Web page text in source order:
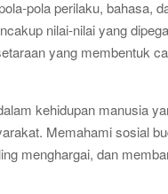
pola perilaku, bahasa,
nilai-nilai yang
yang membentuk
kehidupan manusia
Memahami sosial
menghargai, dan